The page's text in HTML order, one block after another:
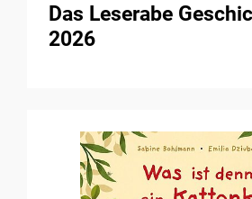
Das Leserabe
2026